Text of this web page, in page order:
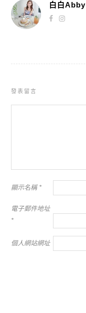
白白Abby
發表留言
顯示名稱 *
電子郵件地址
*
個人網站網址